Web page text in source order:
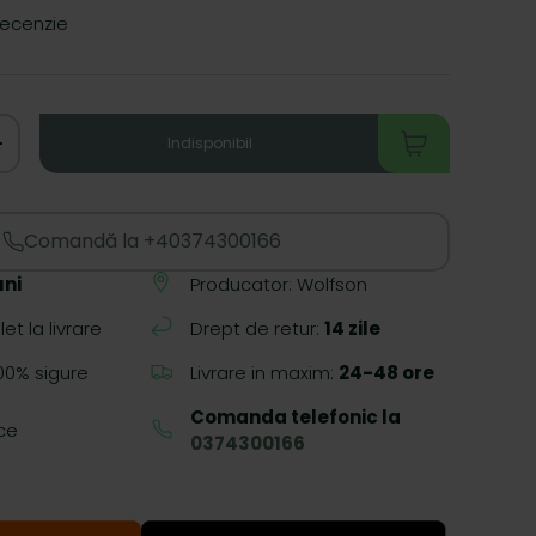
galeriei
Indisponibil
Comandă la +40374300166
Producator: Wolfson
la livrare
Drept de retur: 14 zile
sigure
Livrare in maxim: 24-48 ore
Comanda telefonic la
0374300166